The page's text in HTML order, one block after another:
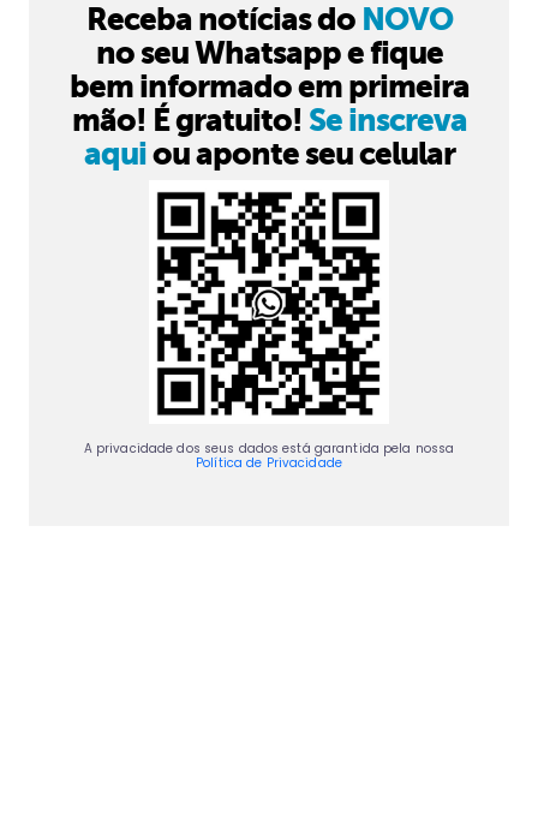
Receba notícias do NOVO
no seu Whatsapp e fique
bem informado em primeira
mão! É gratuito! Se inscreva
aquiou aponte seu celular
A privacidade dos seus dados está garantida pela nossa
Política de Privacidade